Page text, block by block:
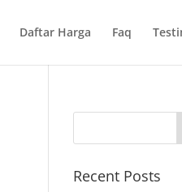
Daftar Harga Faq
Recent Posts